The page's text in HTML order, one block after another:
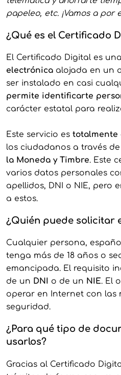
papeleo, etc. ¡Vamos a por
¿Qué es el Certificado
El Certificado Digital es una
electrónicaalojada en un
ser instalado en casi
permite identificarte
carácter estatal para
Este servicio es totalmente
los ciudadanos a través
la Moneda y Timbre. Este
varios datos personales
apellidos, DNI o NIE, pero
a estos.
¿Quién puede solicitar
Cualquier persona,
tenga más de 18 años o
emancipada. El requisito
de un DNI o de un NIE. El
operar en Internet con las
seguridad.
¿Para qué tipo de
usarlos?
Gracias al Certificado